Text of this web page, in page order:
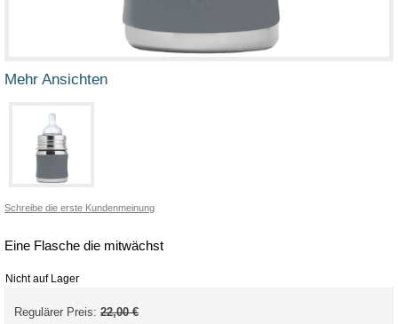
Mehr Ansichten
Schreibe die erste Kundenmeinung
Eine Flasche die mitwächst
Nicht auf Lager
Regulärer Preis: 22,00 €